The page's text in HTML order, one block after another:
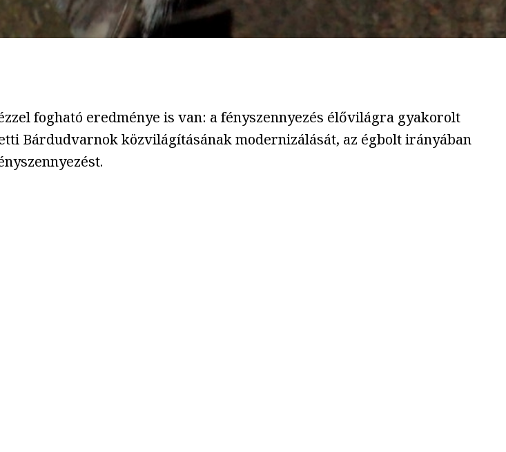
fogható eredménye is van: a fényszennyezés élővilágra gyakorolt
Bárdudvarnok közvilágításának modernizálását, az égbolt irányában